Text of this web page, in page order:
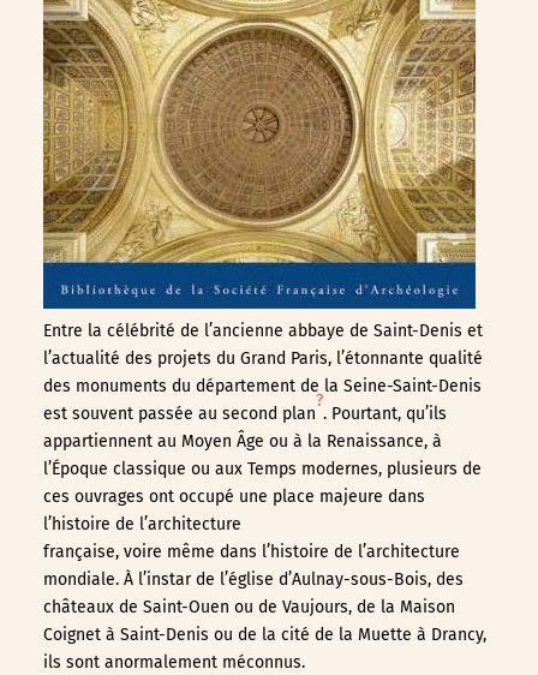
Entre la célébrité de l’ancienne abbaye de Saint-Denis et
l’actualité des projets du Grand Paris, l’étonnante qualité
des monuments du département de la Seine-Saint-Denis
est souvent passée au second plan
?
. Pourtant, qu’ils
appartiennent au Moyen Âge ou à la Renaissance, à
l’Époque classique ou aux Temps modernes, plusieurs de
ces ouvrages ont occupé une place majeure dans
l’histoire de l’architecture
française, voire même dans l’histoire de l’architecture
mondiale. À l’instar de l’église d’Aulnay-sous-Bois, des
châteaux de Saint-Ouen ou de Vaujours, de la Maison
Coignet à Saint-Denis ou de la cité de la Muette à Drancy,
ils sont anormalement méconnus.